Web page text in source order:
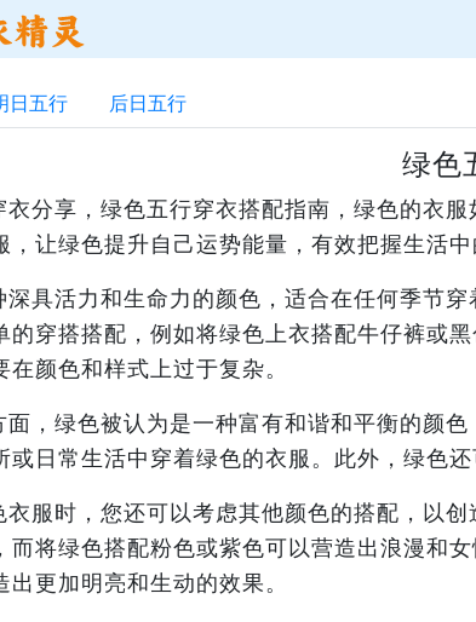
日五行 后日五行
绿色
衣分享，绿色五行穿衣搭配指南，绿色的衣
，让绿色提升自己运势能量，有效把握生活中
深具活力和生命力的颜色，适合在任何季节
的穿搭搭配，例如将绿色上衣搭配牛仔裤或
颜色和样式上过于复杂。
面，绿色被认为是一种富有和谐和平衡的颜
或日常生活中穿着绿色的衣服。此外，绿色
衣服时，您还可以考虑其他颜色的搭配，以
而将绿色搭配粉色或紫色可以营造出浪漫和
更加明亮和生动的效果。